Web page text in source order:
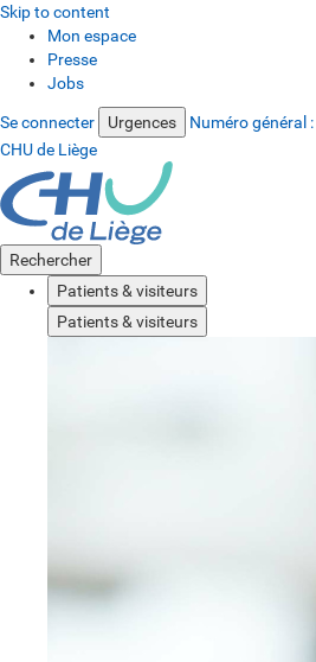
Skip to content
Mon espace
Presse
Jobs
Se connecter Urgences Numéro général :
CHU de Liège
Rechercher
Patients & visiteurs
Patients & visiteurs